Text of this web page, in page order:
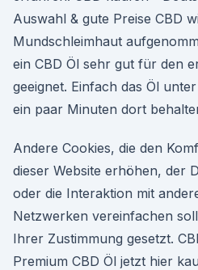
Auswahl & gute Preise CBD
Mundschleimhaut
ein CBD Öl sehr gut für den
geeignet. Einfach das Öl
ein paar Minuten dort
Andere Cookies, die den
dieser Website erhöhen, der
oder die Interaktion mit
Netzwerken vereinfachen
Ihrer Zustimmung gesetzt.
Premium CBD Öl jetzt hier